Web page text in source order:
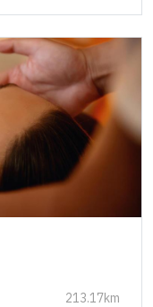
213.17km